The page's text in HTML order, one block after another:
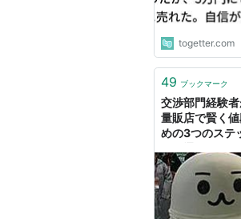
togetter.com
49 ブックマーク
交渉部門経験
量販店で賢く
めの3つのステ